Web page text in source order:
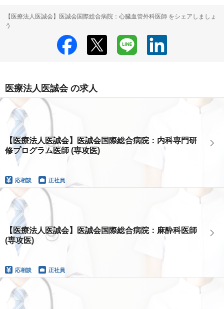
【医療法人医誠会】医誠会国際総合病院：心臓血管外科医師 をシェアしましょ
う
医療法人医誠会 の求人
【医療法人医誠会】医誠会国際総合病院：内科専門研
修プログラム医師 (専攻医)
応相談 正社員
【医療法人医誠会】医誠会国際総合病院：麻酔科医師
(専攻医)
応相談 正社員